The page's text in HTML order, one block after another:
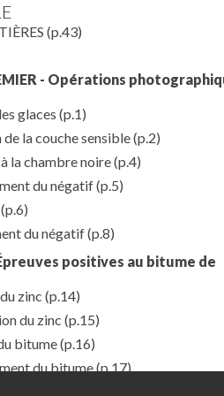
(p.43)
- Opérations
glaces (p.1)
la couche sensible(p.2)
la chambre noire(p.4)
du négatif(p.5)
(p.6)
du négatif(p.8)
positives au bitume de
zinc (p.14)
du zinc (p.15)
bitume(p.16)
du bitume(p.17)